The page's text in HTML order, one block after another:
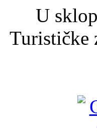
U
Turističke